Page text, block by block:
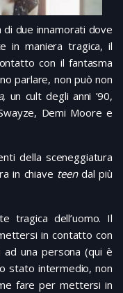
due innamorati dove
in maniera tragica, il
con il fantasma
parlare, non può non
un cult degli anni ’90,
Demi Moore e
della sceneggiatura
in chiave teendal più
tragica dell’uomo. Il
in contatto con
una persona (qui è
stato intermedio, non
fare per mettersi in